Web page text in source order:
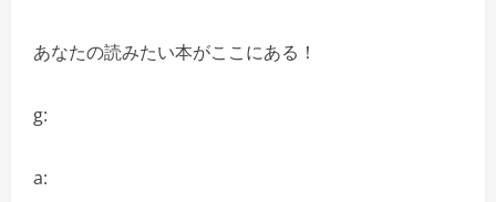
あなたの読みたい本がここにある！
g:
a: